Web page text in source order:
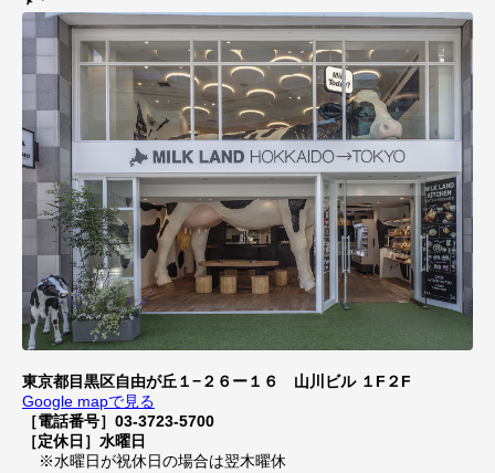
東京都目黒区自由が丘１−２６ー１６ 山川ビル １F２F
Google mapで見る
［電話番号］03-3723-5700
［定休日］水曜日
※水曜日が祝休日の場合は翌木曜休